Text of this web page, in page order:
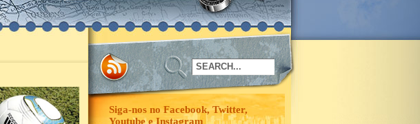
Siga-nos no Facebook, Twitter,
Youtube e Instagram